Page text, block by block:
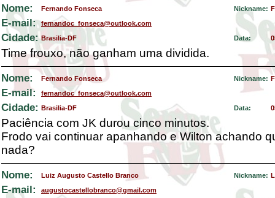
Nome: Fernando Fonseca Nickname:
E-mail: fernandoc_fonseca@outlook.com
Cidade: Brasilia-DF Data:
Time frouxo, não ganham uma dividida.
Nome: Fernando Fonseca Nickname:
E-mail: fernandoc_fonseca@outlook.com
Cidade: Brasilia-DF Data:
Paciência com JK durou cinco minutos.
Frodo vai continuar apanhando e Wilton achando
nada?
Nome: Luiz Augusto Castello Branco Nickname:
E-mail: augustocastellobranco@gmail.com